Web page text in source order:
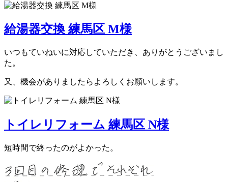
給湯器交換 練馬区 M様
いつもていねいに対応していただき、ありがとうございまし
た。
又、機会がありましたらよろしくお願いします。
トイレリフォーム 練馬区 N様
短時間で終ったのがよかった。